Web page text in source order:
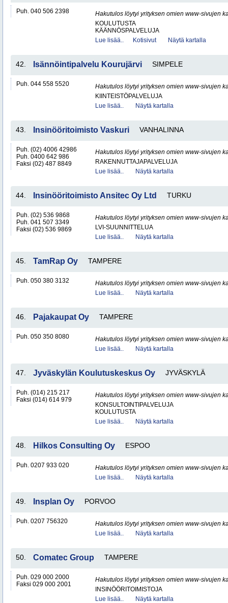
Puh. 040 506 2398
Hakutulos löytyi yrityksen omien www-sivujen
KOULUTUSTA
KÄÄNNÖSPALVELUJA
Lue lisää..
Kotisivut Näytä kartalla
42. Isännöintipalvelu Kourujärvi SIMPELE
Puh. 044 558 5520
Hakutulos löytyi yrityksen omien www-sivujen
KIINTEISTÖPALVELUJA
Lue lisää..
Näytä kartalla
43. Insinööritoimisto Vaskuri VANHALINNA
Puh. (02) 4006 42986
Puh. 0400 642 986
Faksi (02) 487 8849
Hakutulos löytyi yrityksen omien www-sivujen
RAKENNUTTAJAPALVELUJA
Lue lisää..
Näytä kartalla
44. Insinööritoimisto Ansitec Oy Ltd TURKU
Puh. (02) 536 9868
Puh. 041 507 3349
Faksi (02) 536 9869
Hakutulos löytyi yrityksen omien www-sivujen
LVI-SUUNNITTELUA
Lue lisää..
Näytä kartalla
45. TamRap Oy TAMPERE
Puh. 050 380 3132
Hakutulos löytyi yrityksen omien www-sivujen
Lue lisää..
Näytä kartalla
46. Pajakaupat Oy TAMPERE
Puh. 050 350 8080
Hakutulos löytyi yrityksen omien www-sivujen
Lue lisää..
Näytä kartalla
47. Jyväskylän Koulutuskeskus Oy JYVÄSKYLÄ
Puh. (014) 215 217
Faksi (014) 614 979
Hakutulos löytyi yrityksen omien www-sivujen
KONSULTOINTIPALVELUJA
KOULUTUSTA
Lue lisää..
Näytä kartalla
48. Hilkos Consulting Oy ESPOO
Puh. 0207 933 020
Hakutulos löytyi yrityksen omien www-sivujen
Lue lisää..
Näytä kartalla
49. Insplan Oy PORVOO
Puh. 0207 756320
Hakutulos löytyi yrityksen omien www-sivujen
Lue lisää..
Näytä kartalla
50. Comatec Group TAMPERE
Puh. 029 000 2000
Faksi 029 000 2001
Hakutulos löytyi yrityksen omien www-sivujen
INSINÖÖRITOIMISTOJA
Lue lisää..
Näytä kartalla